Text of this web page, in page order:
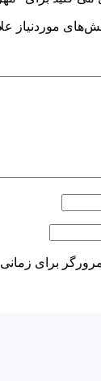
موردنیاز
برای